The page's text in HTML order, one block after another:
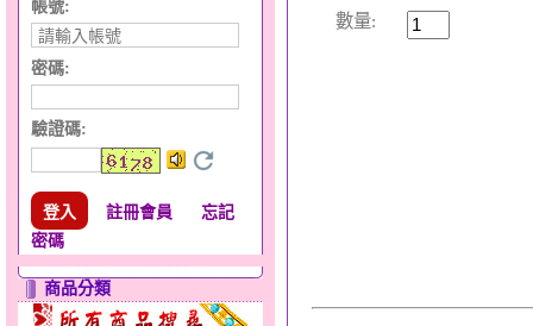
帳號:
密碼:
驗證碼:
註冊會員
忘記
密碼
商品分類
數量: